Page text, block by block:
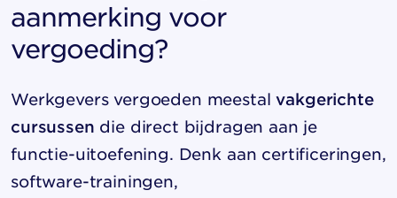
aanmerking voor
vergoeding?
Werkgevers vergoeden meestalvakgerichte
cursussen die direct bijdragen aan je
functie-uitoefening. Denk aan certificeringen,
software-trainingen,